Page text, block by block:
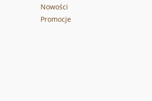
Nowości
Promocje